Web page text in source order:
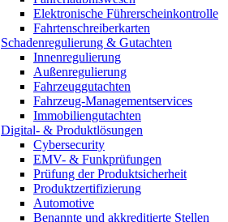
Elektronische Führerscheinkontrolle
Fahrtenschreiberkarten
Schadenregulierung & Gutachten
Innenregulierung
Außenregulierung
Fahrzeuggutachten
Fahrzeug-Managementservices
Immobiliengutachten
Digital- & Produktlösungen
Cybersecurity
EMV- & Funkprüfungen
Prüfung der Produktsicherheit
Produktzertifizierung
Automotive
Benannte und akkreditierte Stellen